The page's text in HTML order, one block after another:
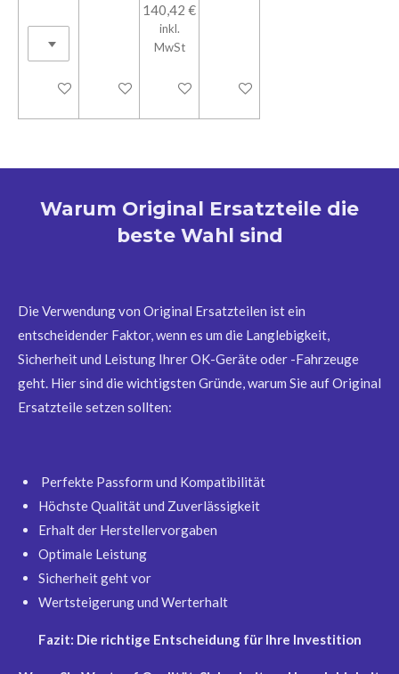
In den WarenkorbIn den Warenkorb
140,42 €
inkl.
MwSt
In den WarenkorbIn den Warenkorb
Warum Original Ersatzteile die
beste Wahl sind
Die Verwendung von Original Ersatzteilen ist ein
entscheidender Faktor, wenn es um die Langlebigkeit,
Sicherheit und Leistung Ihrer OK-Geräte oder -Fahrzeuge
geht. Hier sind die wichtigsten Gründe, warum Sie auf Original
Ersatzteile setzen sollten:
Perfekte Passform und Kompatibilität
Höchste Qualität und Zuverlässigkeit
Erhalt der Herstellervorgaben
Optimale Leistung
Sicherheit geht vor
Wertsteigerung und Werterhalt
Fazit: Die richtige Entscheidung für Ihre Investition